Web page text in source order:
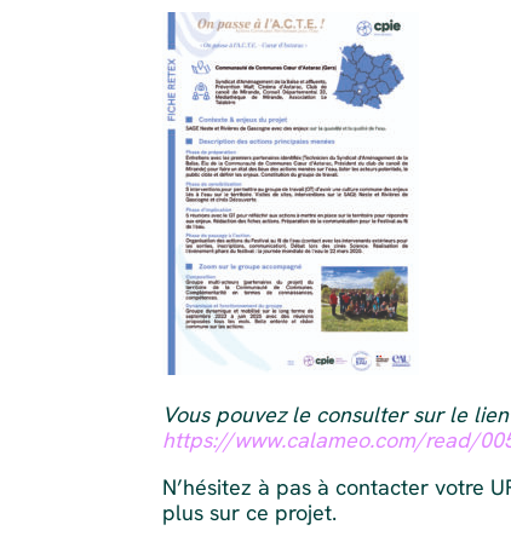
Vous pouvez le consulter sur le
https://www.calameo.com/read/
N’hésitez à pas à contacter votre
plus sur ce projet.